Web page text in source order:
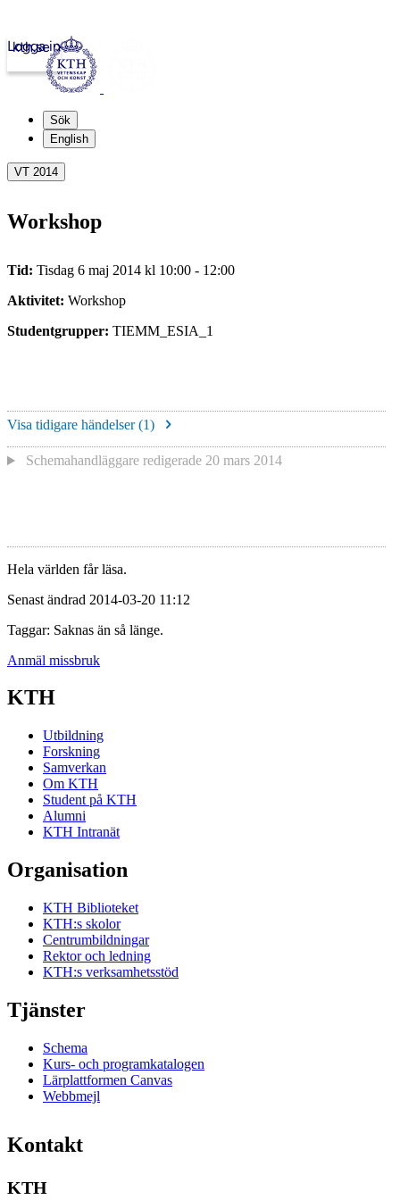
kth.se
Logga in
Sök
English
VT 2014
Workshop
Tid: Tisdag 6 maj 2014 kl 10:00 - 12:00
Aktivitet: Workshop
Studentgrupper: TIEMM_ESIA_1
Visa tidigare händelser (1)
Schemahandläggare redigerade 20 mars 2014
Hela världen får läsa.
Senast ändrad 2014-03-20 11:12
Taggar: Saknas än så länge.
Anmäl missbruk
KTH
Utbildning
Forskning
Samverkan
Om KTH
Student på KTH
Alumni
KTH Intranät
Organisation
KTH Biblioteket
KTH:s skolor
Centrumbildningar
Rektor och ledning
KTH:s verksamhetsstöd
Tjänster
Schema
Kurs- och programkatalogen
Lärplattformen Canvas
Webbmejl
Kontakt
KTH